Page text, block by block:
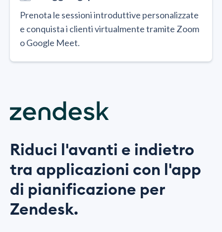
Prenota le sessioni introduttive personalizzate
e conquista i clienti virtualmente tramite Zoom
o Google Meet.
Riduci l'avanti e indietro
tra applicazioni con l'app
di pianificazione per
Zendesk.